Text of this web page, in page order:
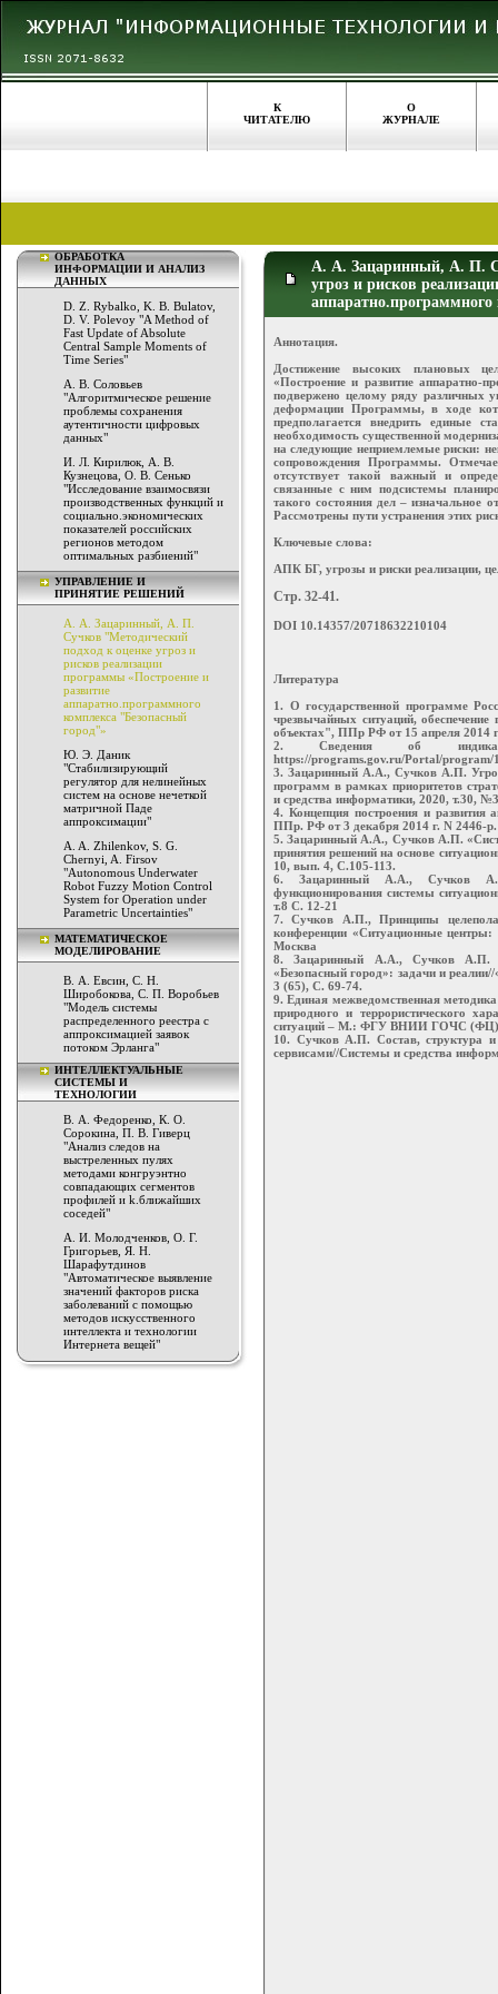
К
ЧИТАТЕЛЮ
О
ЖУРНАЛЕ
ОБРАБОТКА
ИНФОРМАЦИИ И АНАЛИЗ
ДАННЫХ
D. Z. Rybalko, K. B. Bulatov,
D. V. Polevoy "A Method of
Fast Update of Absolute
Central Sample Moments of
Time Series"
А. В. Соловьев
"Алгоритмическое решение
проблемы сохранения
аутентичности цифровых
данных"
И. Л. Кирилюк, А. В.
Кузнецова, О. В. Сенько
"Исследование взаимосвязи
производственных функций и
социально.экономических
показателей российских
регионов методом
оптимальных разбиений"
УПРАВЛЕНИЕ И
ПРИНЯТИЕ РЕШЕНИЙ
А. А. Зацаринный, А. П.
Сучков "Методический
подход к оценке угроз и
рисков реализации
программы «Построение и
развитие
аппаратно.программного
комплекса "Безопасный
город"»
Ю. Э. Даник
"Стабилизирующий
регулятор для нелинейных
систем на основе нечеткой
матричной Паде
аппроксимации"
A. A. Zhilenkov, S. G.
Chernyi, A. Firsov
"Autonomous Underwater
Robot Fuzzy Motion Control
System for Operation under
Parametric Uncertainties"
МАТЕМАТИЧЕСКОЕ
МОДЕЛИРОВАНИЕ
В. А. Евсин, С. Н.
Широбокова, С. П. Воробьев
"Модель системы
распределенного реестра с
аппроксимацией заявок
потоком Эрланга"
ИНТЕЛЛЕКТУАЛЬНЫЕ
СИСТЕМЫ И
ТЕХНОЛОГИИ
В. А. Федоренко, К. О.
Сорокина, П. В. Гиверц
"Анализ следов на
выстреленных пулях
методами конгруэнтно
совпадающих сегментов
профилей и k.ближайших
соседей"
А. И. Молодченков, О. Г.
Григорьев, Я. Н.
Шарафутдинов
"Автоматическое выявление
значений факторов риска
заболеваний с помощью
методов искусственного
интеллекта и технологии
Интернета вещей"
А. А. Зацаринный, А. П.
угроз и рисков
Аннотация.
Достижение высоких плановых
«Построение и развитие
подвержено целому ряду различных
деформации Программы, в ходе
предполагается внедрить единые
необходимость существенной
на следующие неприемлемые риски:
сопровождения Программы.
отсутствует такой важный и
связанные с ним подсистемы
такого состояния дел – изначальное
Рассмотрены пути устранения этих
Ключевые слова:
АПК БГ, угрозы и риски реализации,
Стр. 32-41.
DOI 10.14357/20718632210104
Литература
1. О государственной программе
чрезвычайных ситуаций,
объектах", ППр РФ от 15 апреля 2014
2. Сведения об
https://programs.gov.ru/Portal/program/
3. Зацаринный А.А., Сучков А.П.
программ в рамках приоритетов
и средства информатики, 2020, т.30,
4. Концепция построения и развития
ППр. РФ от 3 декабря 2014 г. N 2446-р.
5. Зацаринный А.А., Сучков А.П.
принятия решений на основе
10, вып. 4, С.105-113.
6. Зацаринный А.А., Сучков
функционирования системы
т.8 С. 12-21
7. Сучков А.П., Принципы
конференции «Ситуационные центры:
Москва
8. Зацаринный А.А., Сучков А.П.
«Безопасный город»: задачи и
3 (65), С. 69-74.
9. Единая межведомственная
природного и террористического
ситуаций – М.: ФГУ ВНИИ ГОЧС (ФЦ),
10. Сучков А.П. Состав, структура
сервисами//Системы и средства